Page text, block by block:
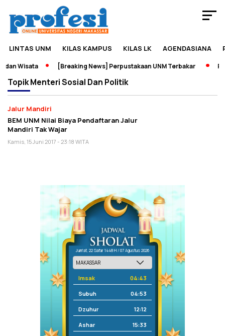
LINTAS UNM KILAS KAMPUS KILAS LK AGENDASIANA
Wisata [Breaking News] Perpustakaan UNM Terbakar
TopikMenteri Sosial Dan Politik
Jalur Mandiri
BEM UNM Nilai Biaya Pendaftaran Jalur
Mandiri Tak Wajar
Kamis, 15 Juni 2017 - 23:18 WITA
Jum'at, 22 Safar 1448 H / 07 Agustus 2026
Imsak 04:43
Subuh 04:53
Dzuhur 12:12
Ashar 15:33